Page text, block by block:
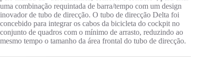
uma combinação requintada de barra/tempo com um design
inovador de tubo de direcção. O tubo de direcção Delta foi
concebido para integrar os cabos da bicicleta do cockpit no
conjunto de quadros com o mínimo de arrasto, reduzindo ao
mesmo tempo o tamanho da área frontal do tubo de direcção.